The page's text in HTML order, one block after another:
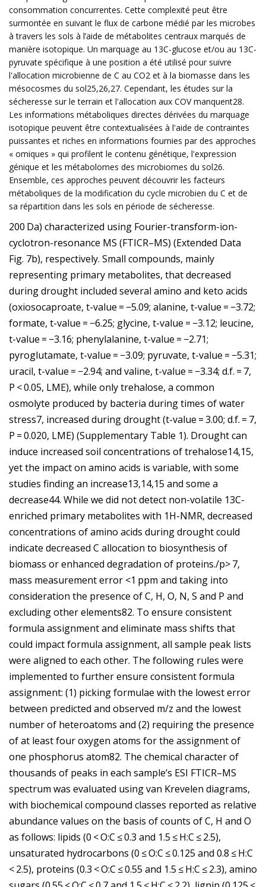
consommation concurrentes. Cette complexité peut être
surmontée en suivant le flux de carbone médié par les microbes
à travers les sols à l’aide de métabolites centraux marqués de
manière isotopique. Un marquage au 13C-glucose et/ou au 13C-
pyruvate spécifique à une position a été utilisé pour suivre
l'allocation microbienne de C au CO2 et à la biomasse dans les
mésocosmes du sol25,26,27. Cependant, les études sur la
sécheresse sur le terrain et l'allocation aux COV manquent28.
Les informations métaboliques directes dérivées du marquage
isotopique peuvent être contextualisées à l'aide de contraintes
puissantes et riches en informations fournies par des approches
« omiques » qui profilent le contenu génétique, l'expression
génique et les métabolomes des microbiomes du sol26.
Ensemble, ces approches peuvent découvrir les facteurs
métaboliques de la modification du cycle microbien du C et de
sa répartition dans les sols en période de sécheresse.
200 Da) characterized using Fourier-transform-ion-
cyclotron-resonance MS (FTICR–MS) (Extended Data
Fig. 7b), respectively. Small compounds, mainly
representing primary metabolites, that decreased
during drought included several amino and keto acids
(oxiosocaproate, t-value = −5.09; alanine, t-value = −3.72;
formate, t-value = −6.25; glycine, t-value = −3.12; leucine,
t-value = −3.16; phenylalanine, t-value = −2.71;
pyroglutamate, t-value = −3.09; pyruvate, t-value = −5.31;
uracil, t-value = −2.94; and valine, t-value = −3.34; d.f. = 7,
P < 0.05, LME), while only trehalose, a common
osmolyte produced by bacteria during times of water
stress7, increased during drought (t-value = 3.00; d.f. = 7,
P = 0.020, LME) (Supplementary Table 1). Drought can
induce increased soil concentrations of trehalose14,15,
yet the impact on amino acids is variable, with some
studies finding an increase13,14,15 and some a
decrease44. While we did not detect non-volatile 13C-
enriched primary metabolites with 1H-NMR, decreased
concentrations of amino acids during drought could
indicate decreased C allocation to biosynthesis of
biomass or enhanced degradation of proteins./p>7,
mass measurement error <1 ppm and taking into
consideration the presence of C, H, O, N, S and P and
excluding other elements82. To ensure consistent
formula assignment and eliminate mass shifts that
could impact formula assignment, all sample peak lists
were aligned to each other. The following rules were
implemented to further ensure consistent formula
assignment: (1) picking formulae with the lowest error
between predicted and observed m/z and the lowest
number of heteroatoms and (2) requiring the presence
of at least four oxygen atoms for the assignment of
one phosphorus atom82. The chemical character of
thousands of peaks in each sample’s ESI FTICR–MS
spectrum was evaluated using van Krevelen diagrams,
with biochemical compound classes reported as relative
abundance values on the basis of counts of C, H and O
as follows: lipids (0 < O:C ≤ 0.3 and 1.5 ≤ H:C ≤ 2.5),
unsaturated hydrocarbons (0 ≤ O:C ≤ 0.125 and 0.8 ≤ H:C
< 2.5), proteins (0.3 < O:C ≤ 0.55 and 1.5 ≤ H:C ≤ 2.3), amino